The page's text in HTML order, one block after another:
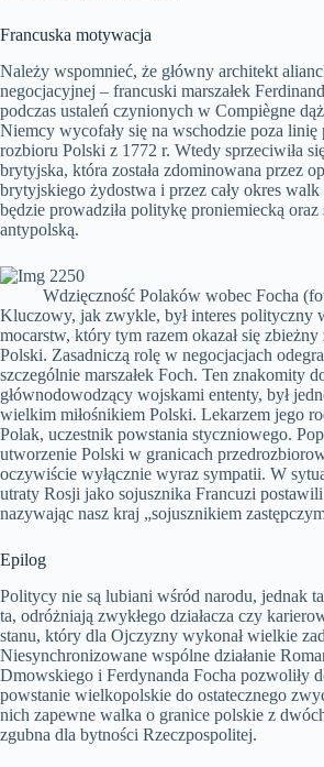
Francuska motywacja
Należy wspomnieć, że główny architekt
negocjacyjnej – francuski marszałek
podczas ustaleń czynionych w Compiègne
Niemcy wycofały się na wschodzie poza linię
rozbioru Polski z 1772 r. Wtedy sprzeciwiła
brytyjska, która została zdominowana przez
brytyjskiego żydostwa i przez cały okres walk
będzie prowadziła politykę proniemiecką oraz
antypolską.
Wdzięczność Polaków wobec Focha
Kluczowy, jak zwykle, był interes polityczny
mocarstw, który tym razem okazał się zbieżny
Polski. Zasadniczą rolę w negocjacjach
szczególnie marszałek Foch. Ten znakomity
głównodowodzący wojskami ententy, był
wielkim miłośnikiem Polski. Lekarzem jego
Polak, uczestnik powstania styczniowego.
utworzenie Polski w granicach
oczywiście wyłącznie wyraz sympatii. W
utraty Rosji jako sojusznika Francuzi
nazywając nasz kraj „sojusznikiem
Epilog
Politycy nie są lubiani wśród narodu, jednak
ta, odróżniają zwykłego działacza czy
stanu, który dla Ojczyzny wykonał wielkie
Niesynchronizowane wspólne działanie
Dmowskiego i Ferdynanda Focha pozwoliły
powstanie wielkopolskie do ostatecznego
nich zapewne walka o granice polskie z
zgubna dla bytności Rzeczpospolitej.